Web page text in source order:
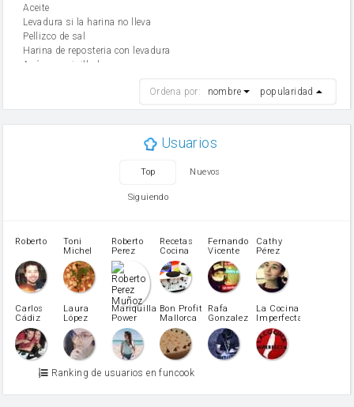
aceite
Levadura si la harina no lleva
Pellizco de sal
Harina de reposteria con levadura
Azúcar avainillado
mantequilla
Harina para bizcocho
patatas
pimiento rojo
Pimentón
pimiento verde
miel
vino blanco
Azúcar glass
Azúcar moreno
Zumo de limón
arroz
Ordena por: nombre popularidad
Usuarios
Top Nuevos
Siguiendo
Roberto
Toni
Michel
Caubet
Roberto
Perez
Muñoz
Recetas
Cocina
Fernando
Vicente
Cathy
Pérez
Carlos
Cádiz
Laura
López
Martínez
Mariquilla
Power
Bon Profit
Mallorca
Rafa
Gonzalez
La Cocina
Imperfecta
Ranking de usuarios en funcook